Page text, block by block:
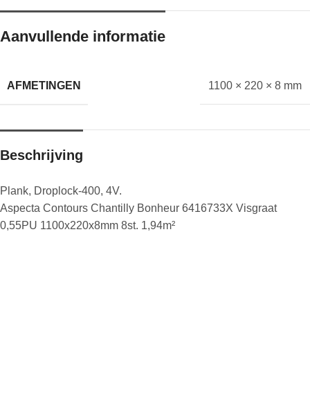
Aanvullende informatie
AFMETINGEN 1100 × 220 × 8 mm
Beschrijving
Plank, Droplock-400, 4V.
Aspecta Contours Chantilly Bonheur 6416733X Visgraat
0,55PU 1100x220x8mm 8st. 1,94m²